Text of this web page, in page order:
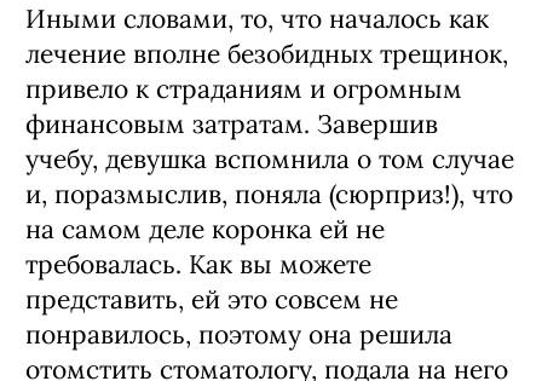
Иными словами, то, что началось как
лечение вполне безобидных трещинок,
привело к страданиям и огромным
финансовым затратам. Завершив
учебу, девушка вспомнила о том случае
и, поразмыслив, поняла (сюрприз!), что
на самом деле коронка ей не
требовалась. Как вы можете
представить, ей это совсем не
понравилось, поэтому она решила
отомстить стоматологу, подала на него